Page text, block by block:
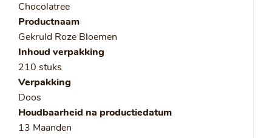
Chocolatree
Productnaam
Gekruld Roze Bloemen
Inhoud verpakking
210 stuks
Verpakking
Doos
Houdbaarheid na productiedatum
13 Maanden